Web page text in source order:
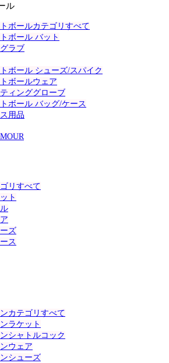
ル
ボールカテゴリすべて
ボール バット
ラブ
ボール シューズ/スパイク
ボールウェア
ィンググローブ
ボール バッグ/ケース
用品
リすべて
ト
ズ
ス
カテゴリすべて
ラケット
シャトルコック
ウェア
シューズ